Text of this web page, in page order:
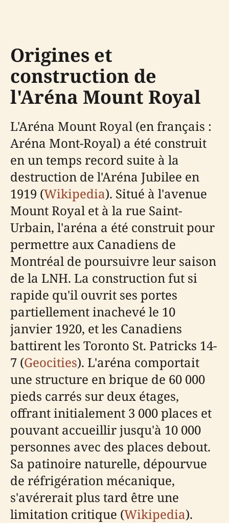
Origines et
construction de
l'Aréna Mount Royal
L'Aréna Mount Royal (en français :
Aréna Mont-Royal) a été construit
en un temps record suite à la
destruction de l'Aréna Jubilee en
1919 (Wikipedia). Situé à l'avenue
Mount Royal et à la rue Saint-
Urbain, l'aréna a été construit pour
permettre aux Canadiens de
Montréal de poursuivre leur saison
de la LNH. La construction fut si
rapide qu'il ouvrit ses portes
partiellement inachevé le 10
janvier 1920, et les Canadiens
battirent les Toronto St. Patricks 14-
7 (Geocities). L'aréna comportait
une structure en brique de 60 000
pieds carrés sur deux étages,
offrant initialement 3 000 places et
pouvant accueillir jusqu'à 10 000
personnes avec des places debout.
Sa patinoire naturelle, dépourvue
de réfrigération mécanique,
s'avérerait plus tard être une
limitation critique (Wikipedia).